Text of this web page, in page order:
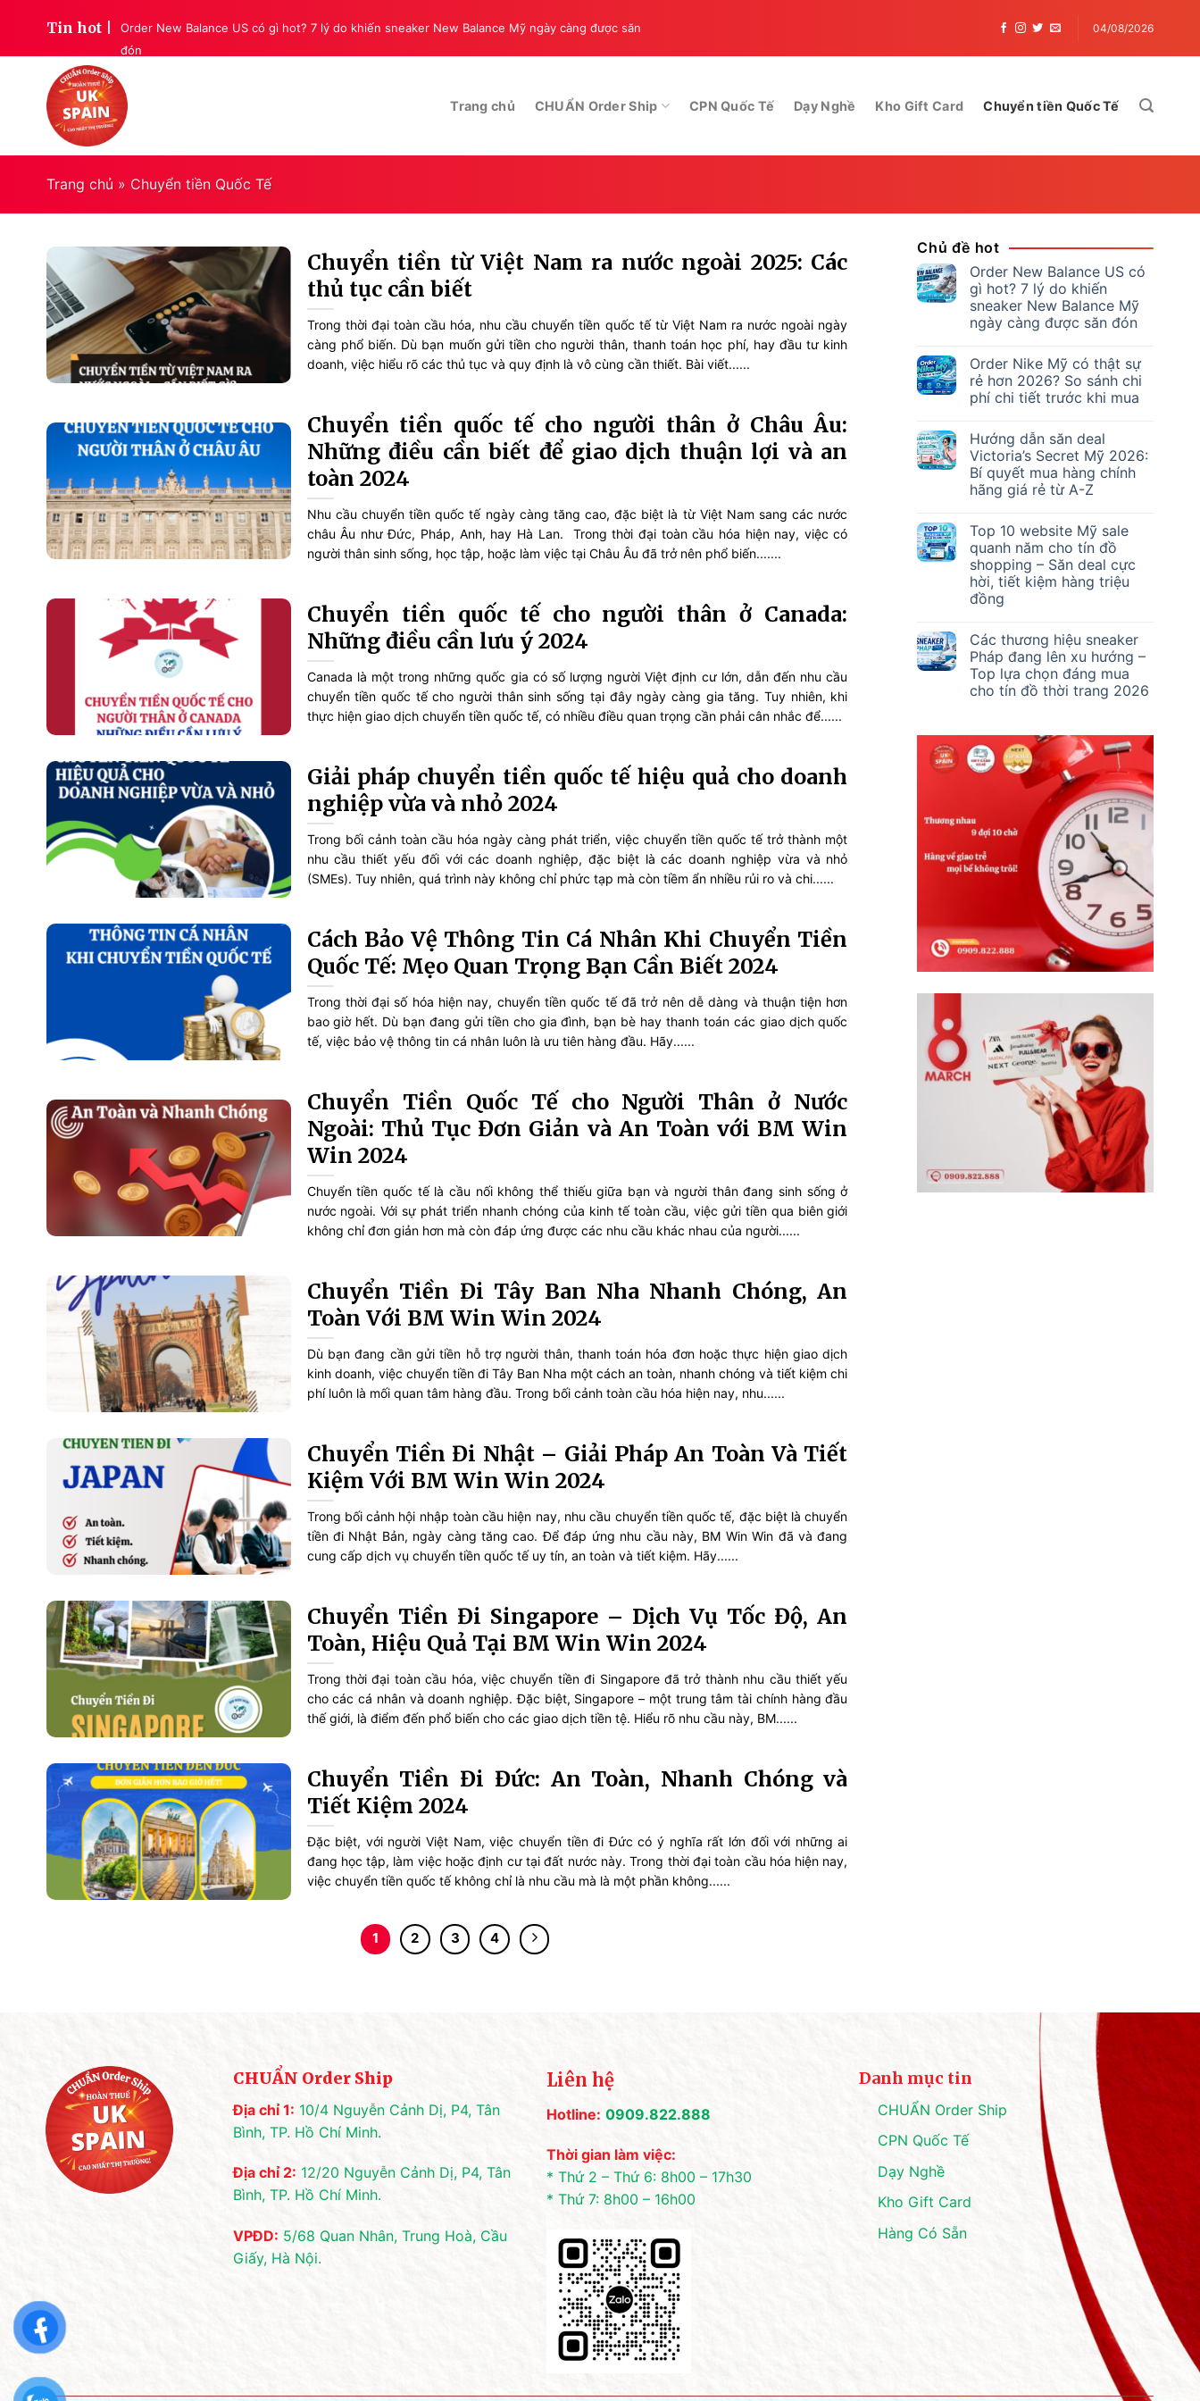
content
Tin hot |
Order New Balance US có gì hot? 7 lý do khiến sneaker New Balance Mỹ ngày càng được săn
đón
ORDER AUTHENTIC – NÂNG TẦM ĐAM MÊ, KIẾM TIỀN KHÔNG GIỚI HẠN! 04/08/2026
Trang chủ CHUẨN Order Ship CPN Quốc Tế Dạy Nghề Kho Gift Card Chuyển tiền Quốc Tế
Trang chủ » Chuyển tiền Quốc Tế
Chuyển tiền từ Việt Nam ra nước ngoài 2025: Các
thủ tục cần biết
Trong thời đại toàn cầu hóa, nhu cầu chuyển tiền quốc tế từ Việt Nam ra nước ngoài ngày
càng phổ biến. Dù bạn muốn gửi tiền cho người thân, thanh toán học phí, hay đầu tư kinh
doanh, việc hiểu rõ các thủ tục và quy định là vô cùng cần thiết. Bài viết......
Chuyển tiền quốc tế cho người thân ở Châu Âu:
Những điều cần biết để giao dịch thuận lợi và an
toàn 2024
Nhu cầu chuyển tiền quốc tế ngày càng tăng cao, đặc biệt là từ Việt Nam sang các nước
châu Âu như Đức, Pháp, Anh, hay Hà Lan. Trong thời đại toàn cầu hóa hiện nay, việc có
người thân sinh sống, học tập, hoặc làm việc tại Châu Âu đã trở nên phổ biến.......
Chuyển tiền quốc tế cho người thân ở Canada:
Những điều cần lưu ý 2024
Canada là một trong những quốc gia có số lượng người Việt định cư lớn, dẫn đến nhu cầu
chuyển tiền quốc tế cho người thân sinh sống tại đây ngày càng gia tăng. Tuy nhiên, khi
thực hiện giao dịch chuyển tiền quốc tế, có nhiều điều quan trọng cần phải cân nhắc để......
Giải pháp chuyển tiền quốc tế hiệu quả cho doanh
nghiệp vừa và nhỏ 2024
Trong bối cảnh toàn cầu hóa ngày càng phát triển, việc chuyển tiền quốc tế trở thành một
nhu cầu thiết yếu đối với các doanh nghiệp, đặc biệt là các doanh nghiệp vừa và nhỏ
(SMEs). Tuy nhiên, quá trình này không chỉ phức tạp mà còn tiềm ẩn nhiều rủi ro và chi......
Cách Bảo Vệ Thông Tin Cá Nhân Khi Chuyển Tiền
Quốc Tế: Mẹo Quan Trọng Bạn Cần Biết 2024
Trong thời đại số hóa hiện nay, chuyển tiền quốc tế đã trở nên dễ dàng và thuận tiện hơn
bao giờ hết. Dù bạn đang gửi tiền cho gia đình, bạn bè hay thanh toán các giao dịch quốc
tế, việc bảo vệ thông tin cá nhân luôn là ưu tiên hàng đầu. Hãy......
Chuyển Tiền Quốc Tế cho Người Thân ở Nước
Ngoài: Thủ Tục Đơn Giản và An Toàn với BM Win
Win 2024
Chuyển tiền quốc tế là cầu nối không thể thiếu giữa bạn và người thân đang sinh sống ở
nước ngoài. Với sự phát triển nhanh chóng của kinh tế toàn cầu, việc gửi tiền qua biên giới
không chỉ đơn giản hơn mà còn đáp ứng được các nhu cầu khác nhau của người......
Chuyển Tiền Đi Tây Ban Nha Nhanh Chóng, An
Toàn Với BM Win Win 2024
Dù bạn đang cần gửi tiền hỗ trợ người thân, thanh toán hóa đơn hoặc thực hiện giao dịch
kinh doanh, việc chuyển tiền đi Tây Ban Nha một cách an toàn, nhanh chóng và tiết kiệm chi
phí luôn là mối quan tâm hàng đầu. Trong bối cảnh toàn cầu hóa hiện nay, nhu......
Chuyển Tiền Đi Nhật – Giải Pháp An Toàn Và Tiết
Kiệm Với BM Win Win 2024
Trong bối cảnh hội nhập toàn cầu hiện nay, nhu cầu chuyển tiền quốc tế, đặc biệt là chuyển
tiền đi Nhật Bản, ngày càng tăng cao. Để đáp ứng nhu cầu này, BM Win Win đã và đang
cung cấp dịch vụ chuyển tiền quốc tế uy tín, an toàn và tiết kiệm. Hãy......
Chuyển Tiền Đi Singapore – Dịch Vụ Tốc Độ, An
Toàn, Hiệu Quả Tại BM Win Win 2024
Trong thời đại toàn cầu hóa, việc chuyển tiền đi Singapore đã trở thành nhu cầu thiết yếu
cho các cá nhân và doanh nghiệp. Đặc biệt, Singapore – một trung tâm tài chính hàng đầu
thế giới, là điểm đến phổ biến cho các giao dịch tiền tệ. Hiểu rõ nhu cầu này, BM......
Chuyển Tiền Đi Đức: An Toàn, Nhanh Chóng và
Tiết Kiệm 2024
Đặc biệt, với người Việt Nam, việc chuyển tiền đi Đức có ý nghĩa rất lớn đối với những ai
đang học tập, làm việc hoặc định cư tại đất nước này. Trong thời đại toàn cầu hóa hiện nay,
việc chuyển tiền quốc tế không chỉ là nhu cầu mà là một phần không......
1 2 3 4
Chủ đề hot
Order New Balance US có
gì hot? 7 lý do khiến
sneaker New Balance Mỹ
ngày càng được săn đón
Order Nike Mỹ có thật sự
rẻ hơn 2026? So sánh chi
phí chi tiết trước khi mua
Hướng dẫn săn deal
Victoria’s Secret Mỹ 2026:
Bí quyết mua hàng chính
hãng giá rẻ từ A-Z
Top 10 website Mỹ sale
quanh năm cho tín đồ
shopping – Săn deal cực
hời, tiết kiệm hàng triệu
đồng
Các thương hiệu sneaker
Pháp đang lên xu hướng –
Top lựa chọn đáng mua
cho tín đồ thời trang 2026
CHUẨN Order Ship
Địa chỉ 1: 10/4 Nguyễn Cảnh Dị, P4, Tân
Bình, TP. Hồ Chí Minh.
Địa chỉ 2: 12/20 Nguyễn Cảnh Dị, P4, Tân
Bình, TP. Hồ Chí Minh.
VPĐD: 5/68 Quan Nhân, Trung Hoà, Cầu
Giấy, Hà Nội.
Liên hệ
Hotline: 0909.822.888
Thời gian làm việc:
* Thứ 2 – Thứ 6: 8h00 – 17h30
* Thứ 7: 8h00 – 16h00
Danh mục tin
CHUẨN Order Ship
CPN Quốc Tế
Dạy Nghề
Kho Gift Card
Hàng Có Sẵn